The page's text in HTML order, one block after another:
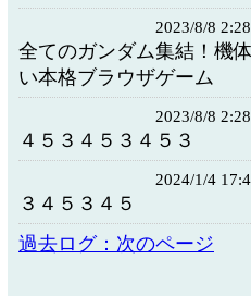
2023/8/8 2:28
全てのガンダム集結！機
い本格ブラウザゲーム
2023/8/8 2:28
４５３４５３４５３
2024/1/4
３４５３４５
過去ログ：次のページ